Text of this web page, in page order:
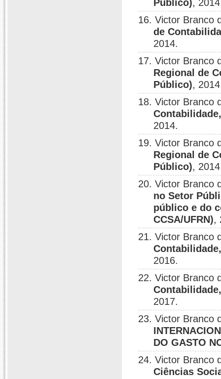
Público),
16. Victor Branco
de
2014.
17. Victor Branco
Regional de
Público),
18. Victor Branco
2014.
19. Victor Branco
Regional de
Público),
20. Victor Branco
no Setor
público e do
CCSA/UFRN),
21. Victor Branco
2016.
22. Victor Branco
2017.
23. Victor Branco
DO GASTO
24. Victor Branco
Ciências